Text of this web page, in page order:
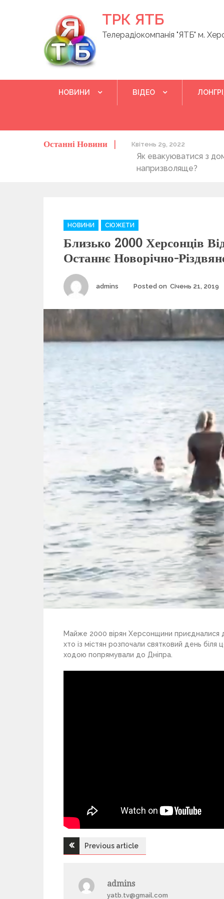
ТРК ЯТБ
Телерадіокомпанія "ЯТБ" м.
НОВИНИ ВІДЕО
Останні Новини
та жителів області Квітень 29, 2022
Як евакуюватися з
напризволяще?
C
a
e
g
o
r
НОВИНИ СЮЖЕТИ
Близько 2000 Херсонців
Останнє Новорічно-
Author
admins Posted on Січень 21, 2019
Майже 2000 вірян Херсонщини приєдналися
хто із містян розпочали святковий день
ходою попрямували до Дніпра.
Н
Previous article
admins
yatb.tv@gmail.com